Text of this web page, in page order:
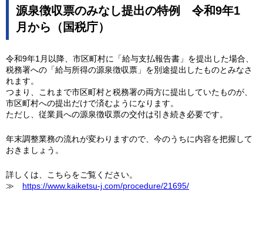
源泉徴収票のみなし提出の特例 令和9年1
月から（国税庁）
令和9年1月以降、市区町村に「給与支払報告書」を提出した場合、
税務署への「給与所得の源泉徴収票」を別途提出したものとみなさ
れます。
つまり、これまで市区町村と税務署の両方に提出していたものが、
市区町村への提出だけで済むようになります。
ただし、従業員への源泉徴収票の交付は引き続き必要です。
年末調整業務の流れが変わりますので、今のうちに内容を把握して
おきましょう。
詳しくは、こちらをご覧ください。
≫ https://www.kaiketsu-j.com/procedure/21695/